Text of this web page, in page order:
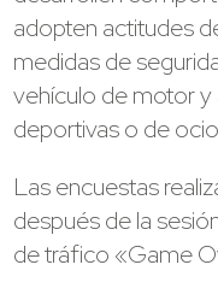
adopten actitudes
medidas de
vehículo de motor y
deportivas o de
Las encuestas
después de la
de tráfico «Game